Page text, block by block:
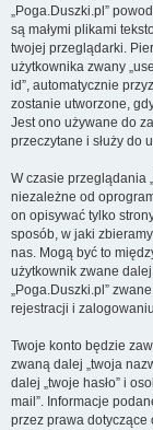
„Poga.Duszki.pl”
są małymi plikami
twojej przeglądarki.
użytkownika zwany
id”, automatycznie
zostanie utworzone,
Jest ono używane do
przeczytane i służy do
W czasie przeglądania
niezależne od
on opisywać tylko
sposób, w jaki
nas. Mogą być to
użytkownik zwane
„Poga.Duszki.pl”
rejestracji i
Twoje konto będzie
zwaną dalej „twoja
dalej „twoje hasło” i
mail”. Informacje
przez prawa dotyczące